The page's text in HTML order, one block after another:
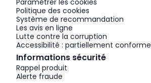
Paramétrer les cookies
Politique des cookies
Système de recommandation
Les avis en ligne
Lutte contre la corruption
Accessibilité : partiellement conforme
Informations sécurité
Rappel produit
Alerte fraude